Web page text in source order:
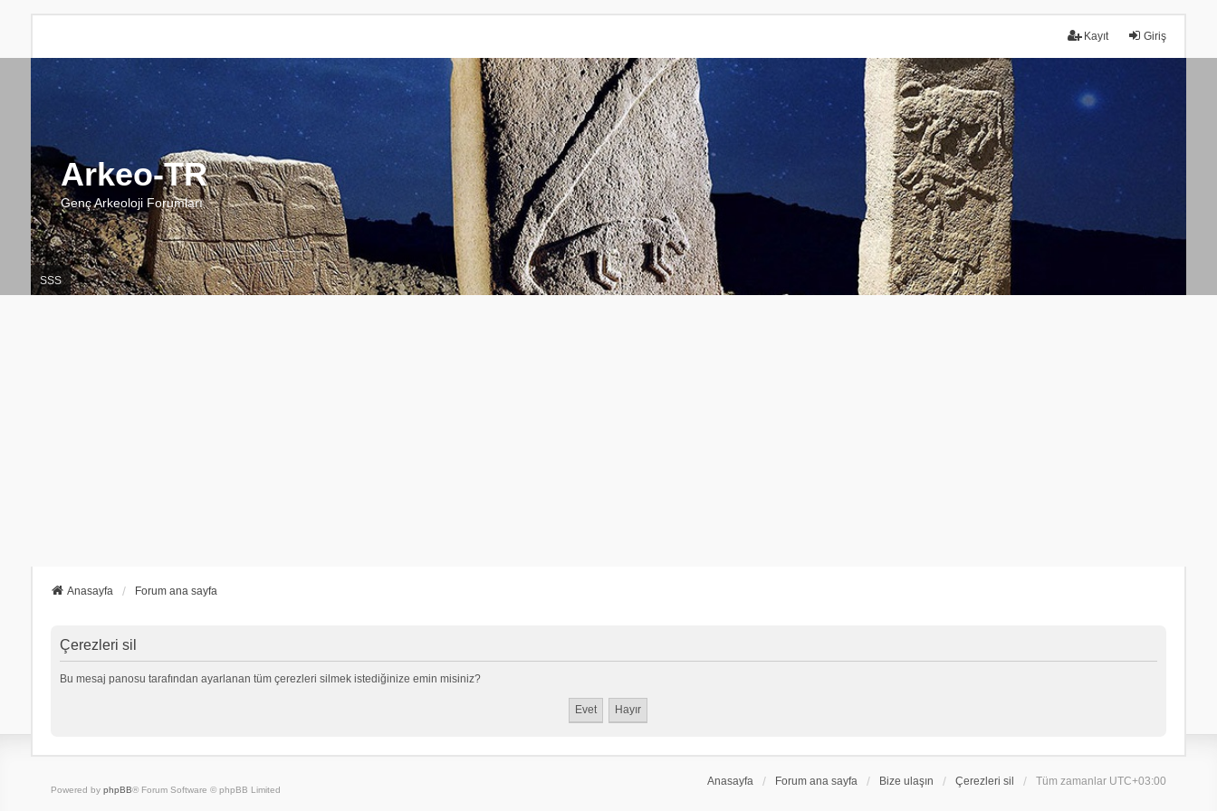
Giriş
Kayıt
Arkeo-TR
Genç Arkeoloji Forumları
SSS
Anasayfa Forum ana sayfa
Çerezleri sil
Bu mesaj panosu tarafından ayarlanan tüm çerezleri silmek istediğinize emin misiniz?
Anasayfa Forum ana sayfa Bize ulaşın Çerezleri sil Tüm zamanlar UTC+03:00
Powered by phpBB® Forum Software © phpBB Limited